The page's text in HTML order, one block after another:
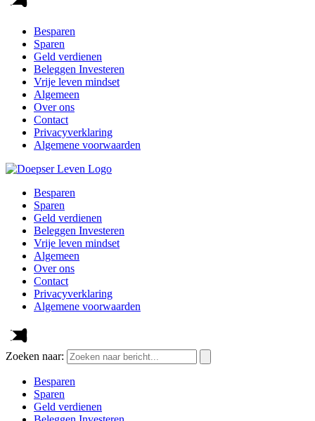
Besparen
Sparen
Geld verdienen
Beleggen Investeren
Vrije leven mindset
Algemeen
Over ons
Contact
Privacyverklaring
Algemene voorwaarden
Besparen
Sparen
Geld verdienen
Beleggen Investeren
Vrije leven mindset
Algemeen
Over ons
Contact
Privacyverklaring
Algemene voorwaarden
Zoeken naar:
Besparen
Sparen
Geld verdienen